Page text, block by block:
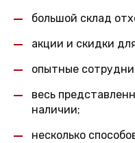
большой склад
акции и скидки
опытные
весь
наличии;
несколько